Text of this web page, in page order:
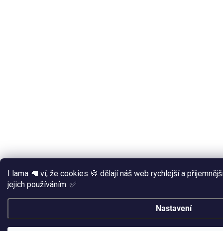
I lama 🦙 ví, že cookies 🍪 dělají náš web rychlejší a
jejich používáním. ✅
Nastavení